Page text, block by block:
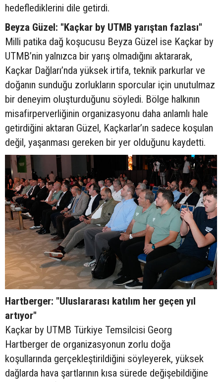
hedeflediklerini dile getirdi.
Beyza Güzel: "Kaçkar by UTMB yarıştan fazlası"
Milli patika dağ koşucusu Beyza Güzel ise Kaçkar by
UTMB’nin yalnızca bir yarış olmadığını aktararak,
Kaçkar Dağları’nda yüksek irtifa, teknik parkurlar ve
doğanın sunduğu zorlukların sporcular için unutulmaz
bir deneyim oluşturduğunu söyledi. Bölge halkının
misafirperverliğinin organizasyonu daha anlamlı hale
getirdiğini aktaran Güzel, Kaçkarlar’ın sadece koşulan
değil, yaşanması gereken bir yer olduğunu kaydetti.
Hartberger: "Uluslararası katılım her geçen yıl
artıyor"
Kaçkar by UTMB Türkiye Temsilcisi Georg
Hartberger de organizasyonun zorlu doğa
koşullarında gerçekleştirildiğini söyleyerek, yüksek
dağlarda hava şartlarının kısa sürede değişebildiğine